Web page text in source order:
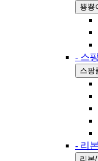
뿅뿅
- 스
스팡
- 리
리본